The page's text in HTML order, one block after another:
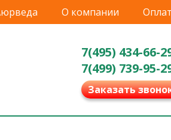
О компании
7(495) 434-66-
7(499) 739-95-
Заказать